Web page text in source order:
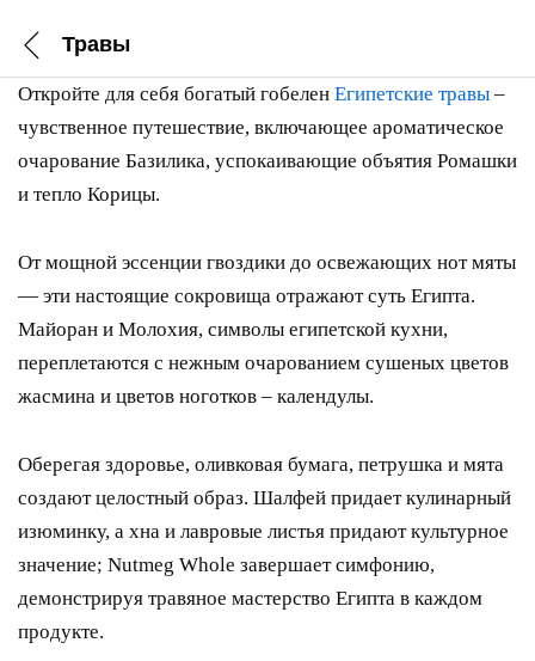
Травы
Откройте для себя богатый гобелен Египетские травы –
чувственное путешествие, включающее ароматическое
очарование Базилика, успокаивающие объятия Ромашки
и тепло Корицы.
От мощной эссенции гвоздики до освежающих нот мяты
— эти настоящие сокровища отражают суть Египта.
Майоран и Молохия, символы египетской кухни,
переплетаются с нежным очарованием сушеных цветов
жасмина и цветов ноготков – календулы.
Оберегая здоровье, оливковая бумага, петрушка и мята
создают целостный образ. Шалфей придает кулинарный
изюминку, а хна и лавровые листья придают культурное
значение; Nutmeg Whole завершает симфонию,
демонстрируя травяное мастерство Египта в каждом
продукте.